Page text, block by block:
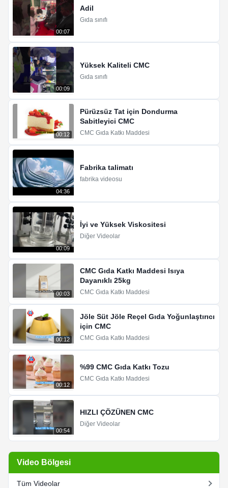
00:07
Adil
Gıda sınıfı
00:09
Yüksek Kaliteli CMC
Gıda sınıfı
00:12
Pürüzsüz Tat için Dondurma
Sabitleyici CMC
CMC Gıda Katkı Maddesi
04:36
Fabrika talimatı
fabrika videosu
00:09
İyi ve Yüksek Viskositesi
Diğer Videolar
00:03
CMC Gıda Katkı Maddesi Isıya
Dayanıklı 25kg
CMC Gıda Katkı Maddesi
00:12
Jöle Süt Jöle Reçel Gıda Yoğunlaştırıcı
için CMC
CMC Gıda Katkı Maddesi
00:12
%99 CMC Gıda Katkı Tozu
CMC Gıda Katkı Maddesi
00:54
HIZLI ÇÖZÜNEN CMC
Diğer Videolar
Video Bölgesi
Tüm Videolar